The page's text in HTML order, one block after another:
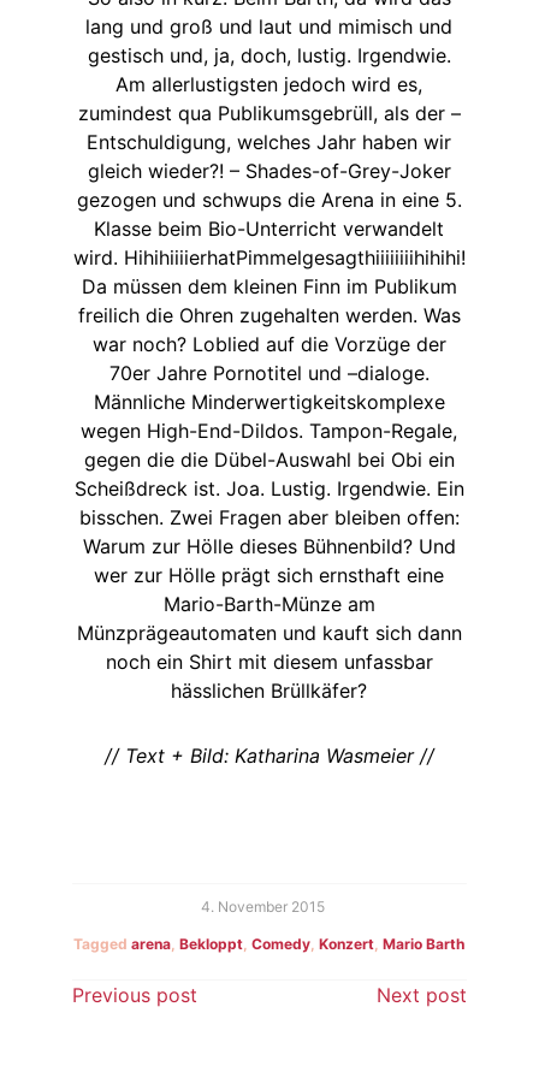
lang und groß und laut und mimisch und
gestisch und, ja, doch, lustig. Irgendwie.
Am allerlustigsten jedoch wird es,
zumindest qua Publikumsgebrüll, als der –
Entschuldigung, welches Jahr haben wir
gleich wieder?! – Shades-of-Grey-Joker
gezogen und schwups die Arena in eine 5.
Klasse beim Bio-Unterricht verwandelt
wird. HihihiiiierhatPimmelgesagthiiiiiiiihihihi!
Da müssen dem kleinen Finn im Publikum
freilich die Ohren zugehalten werden. Was
war noch? Loblied auf die Vorzüge der
70er Jahre Pornotitel und –dialoge.
Männliche Minderwertigkeitskomplexe
wegen High-End-Dildos. Tampon-Regale,
gegen die die Dübel-Auswahl bei Obi ein
Scheißdreck ist. Joa. Lustig. Irgendwie. Ein
bisschen. Zwei Fragen aber bleiben offen:
Warum zur Hölle dieses Bühnenbild? Und
wer zur Hölle prägt sich ernsthaft eine
Mario-Barth-Münze am
Münzprägeautomaten und kauft sich dann
noch ein Shirt mit diesem unfassbar
hässlichen Brüllkäfer?
// Text + Bild: Katharina Wasmeier //
4. November 2015
Taggedarena ,Bekloppt ,Comedy ,Konzert ,Mario Barth
Beitragsnavigation
Previous post Next post